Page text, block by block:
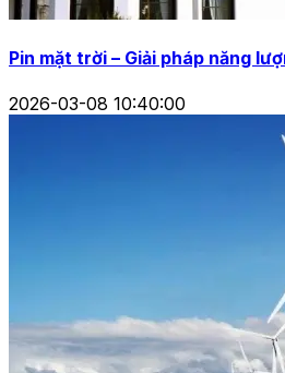
Pin mặt trời – Giải pháp năng
2026-03-08 10:40:00